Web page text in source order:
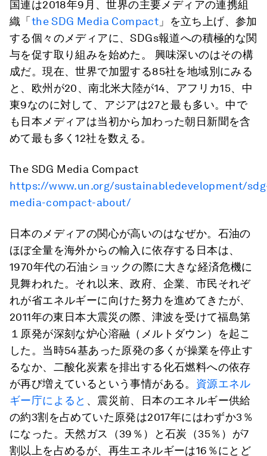
国連は2018年9月、世界の主要メディアの連携組
織「 the SDG Media Compact 」を立ち上げ、参加
する個々のメディアに、SDGs報道への積極的な関
与を促す取り組みを始めた。 興味深いのはその構
成だ。現在、世界で加盟する85社を地域別にみる
と、欧州が20、南北米大陸が14、アフリカ15、中
東9なのに対して、アジアは27と最も多い。中で
も日本メディアは当初から加わった朝日新聞を含
めて最も多く12社を数える。
The SDG Media Compact
https://www.un.org/sustainabledevelopment/
media-compact-about/
日本のメディアの関心が高いのはなぜか。石油の
ほぼ全量を海外からの輸入に依存する日本は、
1970年代の石油ショックの際に大きな経済危機に
見舞われた。それ以来、政府、企業、市民それぞ
れが省エネルギーに向けた努力を進めてきたが、
2011年の東日本大震災の際、津波を受けて福島第
１原発が深刻な炉心溶融（メルトダウン）を起こ
した。当時54基あった原発の多くが操業を停止す
るなか、二酸化炭素を排出する化石燃料への依存
が再び増えているという事情がある。 資源エネル
ギー庁によると 、震災前、日本のエネルギー供給
の約3割を占めていた原発は2017年にはわずか3％
になった。天然ガス（39％）と石炭（35％）が7
割以上を占めるが、再生エネルギーは16％にとど